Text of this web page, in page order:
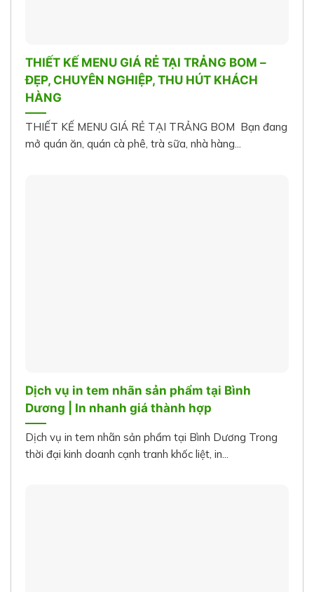
THIẾT KẾ MENU GIÁ RẺ TẠI TRẢNG BOM –
ĐẸP, CHUYÊN NGHIỆP, THU HÚT KHÁCH
HÀNG
THIẾT KẾ MENU GIÁ RẺ TẠI TRẢNG BOM Bạn đang
mở quán ăn, quán cà phê, trà sữa, nhà hàng...
Dịch vụ in tem nhãn sản phẩm tại Bình
Dương | In nhanh giá thành hợp
Dịch vụ in tem nhãn sản phẩm tại Bình Dương Trong
thời đại kinh doanh cạnh tranh khốc liệt, in...